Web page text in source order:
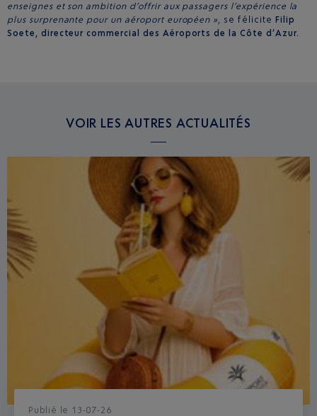
enseignes et son ambition d’offrir aux passagers l’expérience la
plus surprenante pour un aéroport européen », se félicite Filip
Soete, directeur commercial des Aéroports de la Côte d’Azur.
VOIR LES AUTRES ACTUALITÉS
Publié le 13-07-26